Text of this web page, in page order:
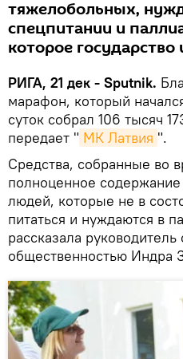
тяжелобольных,
спецпитании и
которое
РИГА, 21 дек - Sputnik.
марафон, который
суток собрал 106 тысяч
передает " МК Латвия ".
Средства, собранные во
полноценное
людей, которые не в
питаться и нуждаются в
рассказала
общественностью Индра